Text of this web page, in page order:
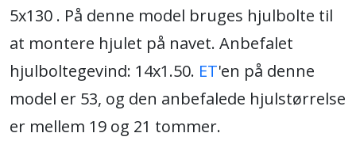
5x130 . På denne model bruges hjulbolte til
at montere hjulet på navet. Anbefalet
hjulboltegevind: 14x1.50. ET'en på denne
model er 53, og den anbefalede hjulstørrelse
er mellem 19 og 21 tommer.